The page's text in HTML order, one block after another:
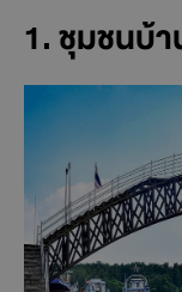
1. ชุมชนบ้า